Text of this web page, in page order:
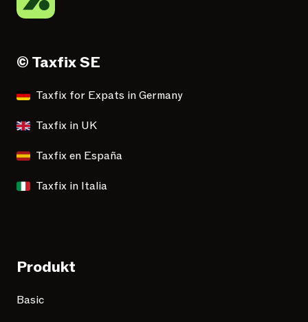
© Taxfix SE
Taxfix for Expats in Germany
Taxfix in UK
Taxfix en España
Taxfix in Italia
Produkt
Basic